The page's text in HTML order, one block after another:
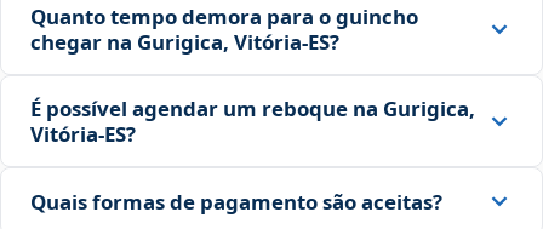
Quanto tempo demora para o guincho
chegar na Gurigica, Vitória‑ES?
É possível agendar um reboque na Gurigica,
Vitória‑ES?
Quais formas de pagamento são aceitas?